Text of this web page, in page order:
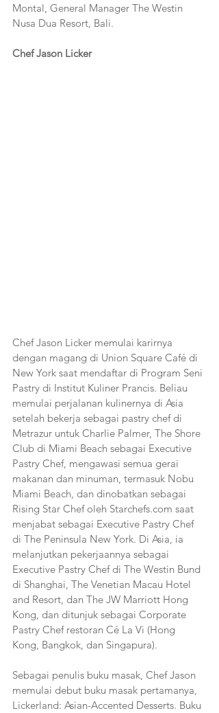
Montal, General Manager The Westin
Nusa Dua Resort, Bali.
Chef Jason Licker
Chef Jason Licker memulai karirnya
dengan magang di Union Square Café di
New York saat mendaftar di Program Seni
Pastry di Institut Kuliner Prancis. Beliau
memulai perjalanan kulinernya di Asia
setelah bekerja sebagai pastry chef di
Metrazur untuk Charlie Palmer, The Shore
Club di Miami Beach sebagai Executive
Pastry Chef, mengawasi semua gerai
makanan dan minuman, termasuk Nobu
Miami Beach, dan dinobatkan sebagai
Rising Star Chef oleh Starchefs.com saat
menjabat sebagai Executive Pastry Chef
di The Peninsula New York. Di Asia, ia
melanjutkan pekerjaannya sebagai
Executive Pastry Chef di The Westin Bund
di Shanghai, The Venetian Macau Hotel
and Resort, dan The JW Marriott Hong
Kong, dan ditunjuk sebagai Corporate
Pastry Chef restoran Cé La Vi (Hong
Kong, Bangkok, dan Singapura).
Sebagai penulis buku masak, Chef Jason
memulai debut buku masak pertamanya,
Lickerland: Asian-Accented Desserts. Buku